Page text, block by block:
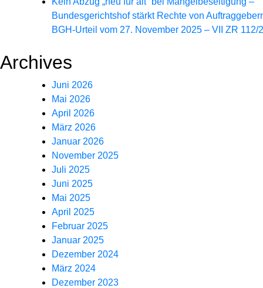
Bundesgerichtshof stärkt Rechte von
BGH-Urteil vom 27. November 2025 – VII ZR 112/
Archives
Juni 2026
Mai 2026
April 2026
März 2026
Januar 2026
November 2025
Juli 2025
Juni 2025
Mai 2025
April 2025
Februar 2025
Januar 2025
Dezember 2024
März 2024
Dezember 2023